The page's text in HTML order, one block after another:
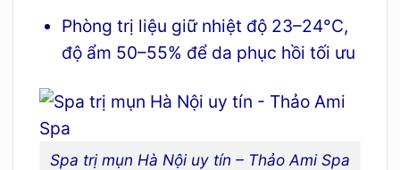
Phòng trị liệu giữ nhiệt độ 23–24°C,
độ ẩm 50–55% để da phục hồi tối ưu
Spa trị mụn Hà Nội uy tín – Thảo Ami Spa